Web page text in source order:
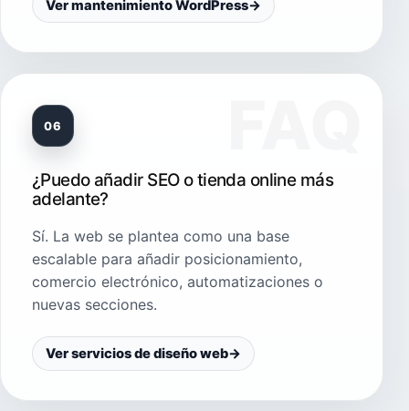
Ver mantenimiento WordPress→
06
¿Puedo añadir SEO o tienda online más
adelante?
Sí. La web se plantea como una base
escalable para añadir posicionamiento,
comercio electrónico, automatizaciones o
nuevas secciones.
Ver servicios de diseño web→